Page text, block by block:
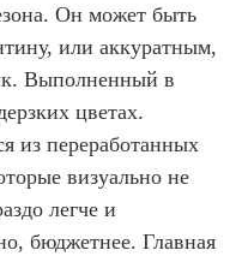
Он может быть
или аккуратным,
Выполненный в
цветах.
из переработанных
визуально не
легче и
бюджетнее. Главная